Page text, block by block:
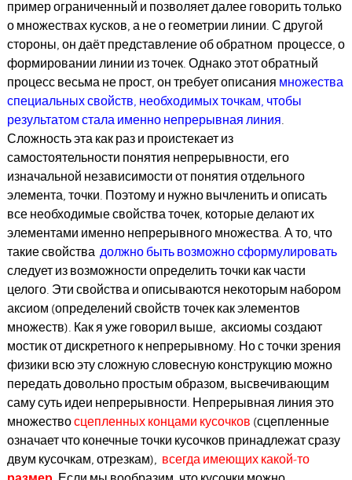
пример ограниченный и позволяет далее говорить только
о множествах кусков, а не о геометрии линии. С другой
стороны, он даёт представление об обратном процессе, о
формировании линии из точек. Однако этот обратный
процесс весьма не прост, он требует описания множества
специальных свойств, необходимых точкам, чтобы
результатом стала именно непрерывная линия
Сложность эта как раз и проистекает из
самостоятельности понятия непрерывности, его
изначальной независимости от понятия отдельного
элемента, точки. Поэтому и нужно вычленить и описать
все необходимые свойства точек, которые делают их
элементами именно непрерывного множества. А то, что
такие свойства должно быть возможно сформулировать
следует из возможности определить точки как части
целого. Эти свойства и описываются некоторым набором
аксиом (определений свойств точек как элементов
множеств). Как я уже говорил выше, аксиомы создают
мостик от дискретного к непрерывному. Но с точки зрения
физики всю эту сложную словесную конструкцию можно
передать довольно простым образом, высвечивающим
саму суть идеи непрерывности. Непрерывная линия это
множествосцепленных концами кусочков (сцепленные
означает что конечные точки кусочков принадлежат сразу
двум кусочкам, отрезкам), всегда имеющих какой-то